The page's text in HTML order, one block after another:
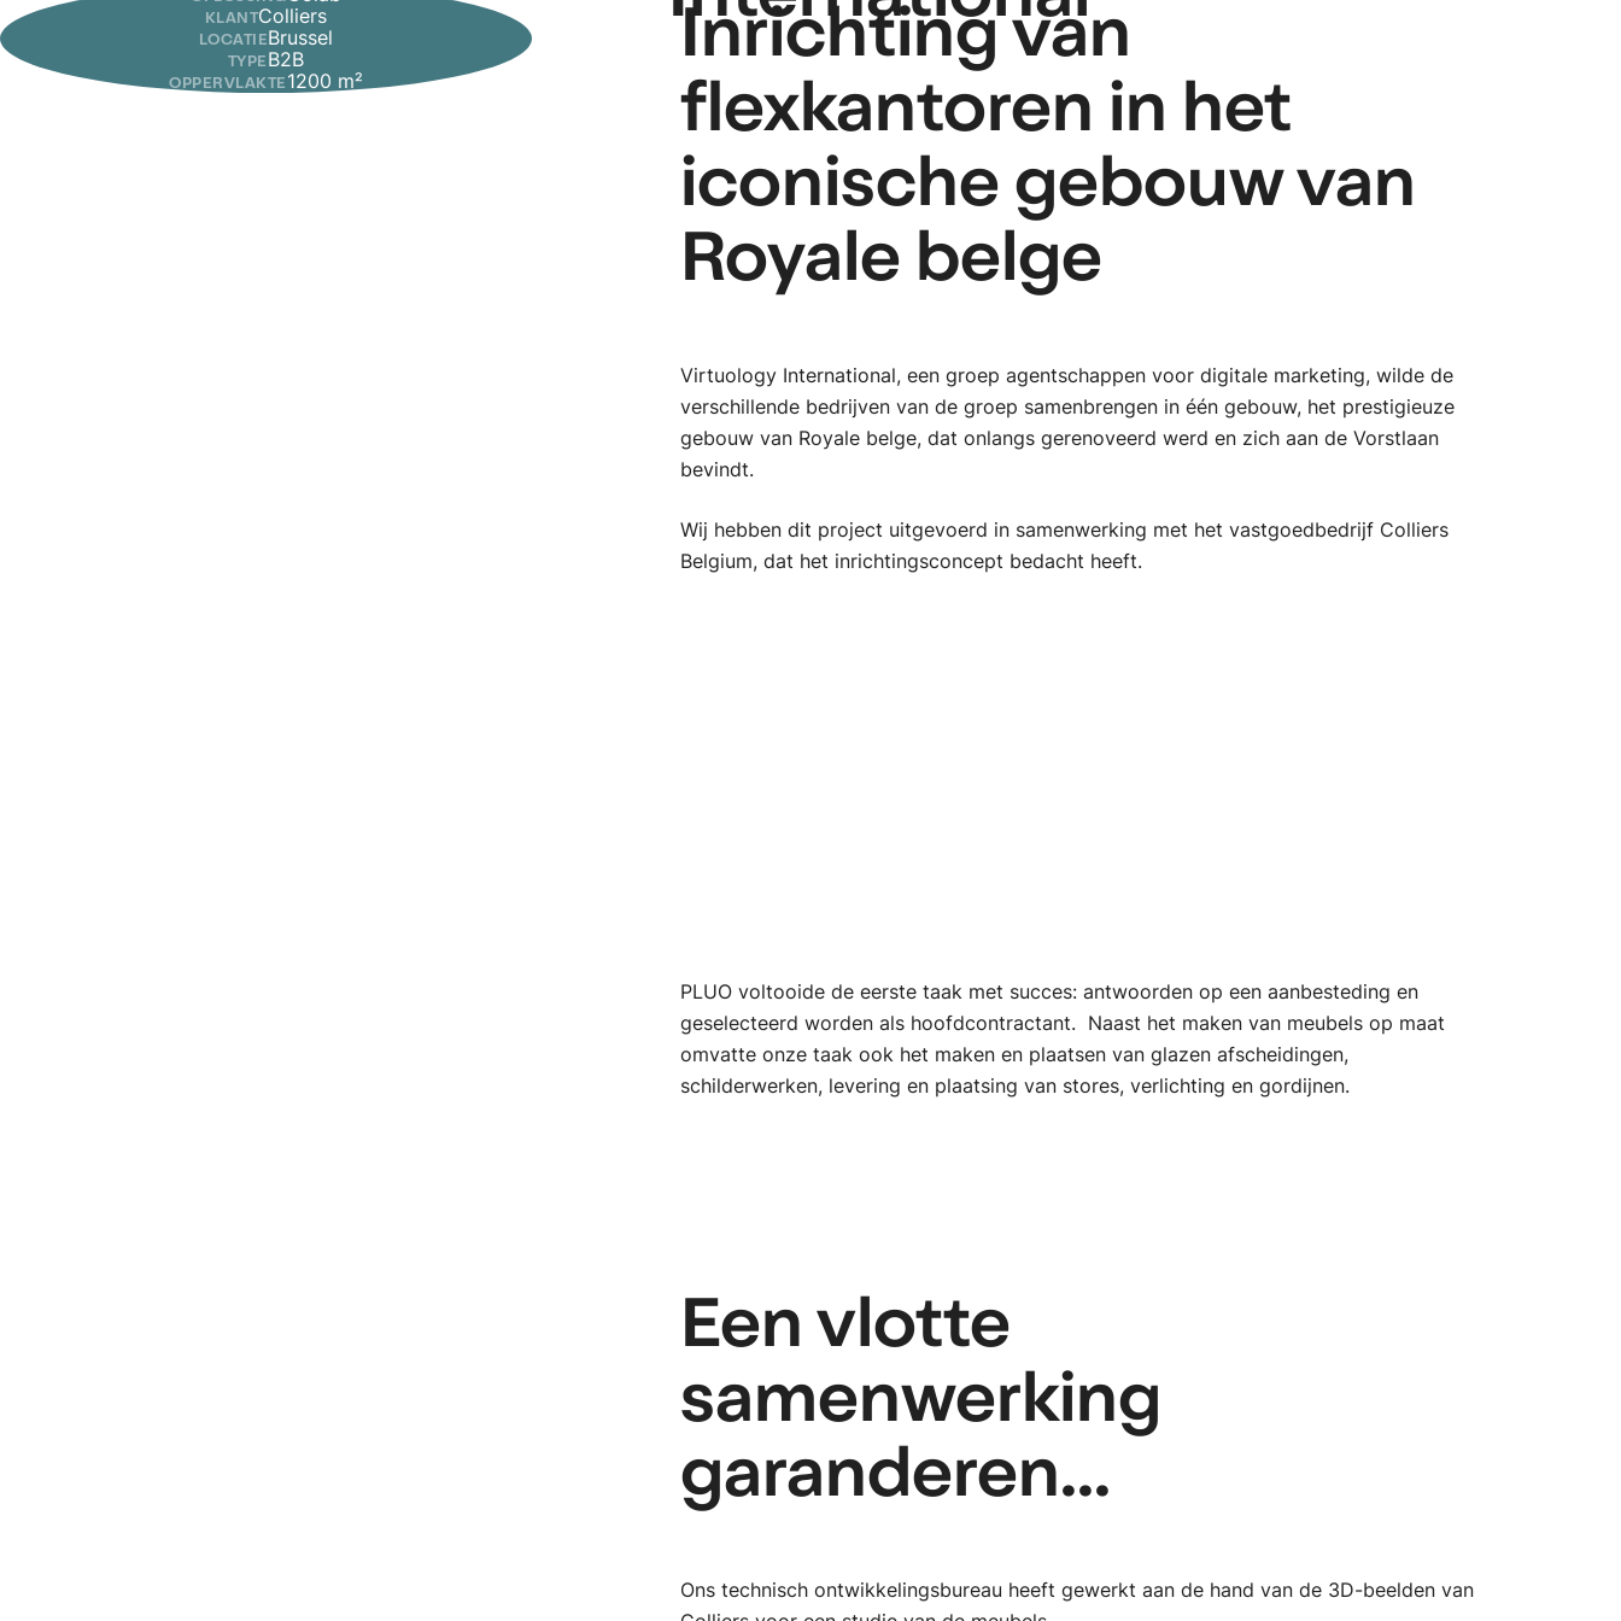
KLANTColliers
LOCATIEBrussel
TYPE B2B
OPPERVLAKTE 1200 m²
Inrichting van
flexkantoren in het
iconische gebouw van
Royale belge
Virtuology International, een groep agentschappen voor digitale marketing, wilde de
verschillende bedrijven van de groep samenbrengen in één gebouw, het prestigieuze
gebouw van Royale belge, dat onlangs gerenoveerd werd en zich aan de Vorstlaan
bevindt.
Wij hebben dit project uitgevoerd in samenwerking met het vastgoedbedrijf Colliers
Belgium, dat het inrichtingsconcept bedacht heeft.
PLUO voltooide de eerste taak met succes: antwoorden op een aanbesteding en
geselecteerd worden als hoofdcontractant. Naast het maken van meubels op maat
omvatte onze taak ook het maken en plaatsen van glazen afscheidingen,
schilderwerken, levering en plaatsing van stores, verlichting en gordijnen.
Een vlotte
samenwerking
garanderen...
Ons technisch ontwikkelingsbureau heeft gewerkt aan de hand van de 3D-beelden van